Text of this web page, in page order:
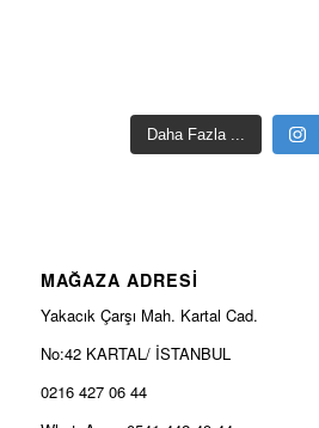
Daha Fazla ...
MAĞAZA ADRESİ
Yakacık Çarşı Mah. Kartal Cad.
No:42 KARTAL/ İSTANBUL
0216 427 06 44